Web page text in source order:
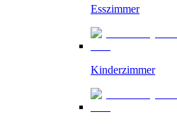
Esszimmer
Kinderzimmer